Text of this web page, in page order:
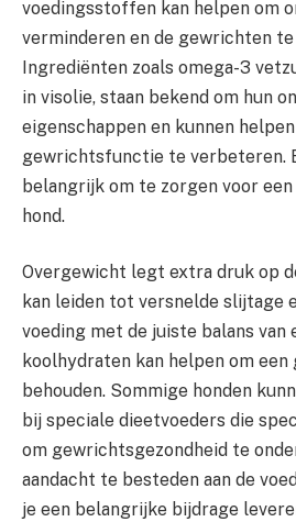
voedingsstoffen kan helpen om
verminderen en de gewrichten
Ingrediënten zoals omega-3
in visolie, staan bekend om hun
eigenschappen en kunnen
gewrichtsfunctie te verbeteren.
belangrijk om te zorgen voor
hond.
Overgewicht legt extra druk op
kan leiden tot versnelde slijtage
voeding met de juiste balans van
koolhydraten kan helpen om
behouden. Sommige honden
bij speciale dieetvoeders die
om gewrichtsgezondheid te
aandacht te besteden aan de
je een belangrijke bijdrage